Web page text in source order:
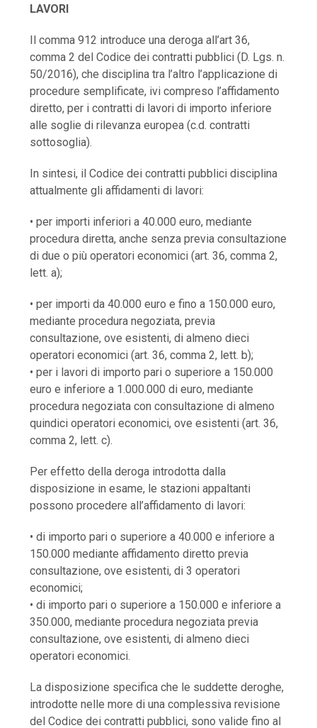
LAVORI
Il comma 912 introduce una deroga all’art 36,
comma 2 del Codice dei contratti pubblici (D. Lgs. n.
50/2016), che disciplina tra l’altro l’applicazione di
procedure semplificate, ivi compreso l’affidamento
diretto, per i contratti di lavori di importo inferiore
alle soglie di rilevanza europea (c.d. contratti
sottosoglia).
In sintesi, il Codice dei contratti pubblici disciplina
attualmente gli affidamenti di lavori:
• per importi inferiori a 40.000 euro, mediante
procedura diretta, anche senza previa consultazione
di due o più operatori economici (art. 36, comma 2,
lett. a);
• per importi da 40.000 euro e fino a 150.000 euro,
mediante procedura negoziata, previa
consultazione, ove esistenti, di almeno dieci
operatori economici (art. 36, comma 2, lett. b);
• per i lavori di importo pari o superiore a 150.000
euro e inferiore a 1.000.000 di euro, mediante
procedura negoziata con consultazione di almeno
quindici operatori economici, ove esistenti (art. 36,
comma 2, lett. c).
Per effetto della deroga introdotta dalla
disposizione in esame, le stazioni appaltanti
possono procedere all’affidamento di lavori:
• di importo pari o superiore a 40.000 e inferiore a
150.000 mediante affidamento diretto previa
consultazione, ove esistenti, di 3 operatori
economici;
• di importo pari o superiore a 150.000 e inferiore a
350.000, mediante procedura negoziata previa
consultazione, ove esistenti, di almeno dieci
operatori economici.
La disposizione specifica che le suddette deroghe,
introdotte nelle more di una complessiva revisione
del Codice dei contratti pubblici, sono valide fino al